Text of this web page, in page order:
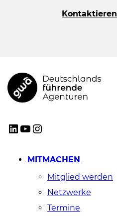
Kontaktieren
LinkedIn
YouTube
Instagram
MITMACHEN
Mitglied werden
Netzwerke
Termine